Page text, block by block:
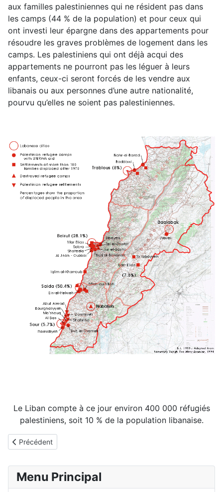
Menu Principal
aux familles palestiniennes qui ne résident pas dans
les camps (44 % de la population) et pour ceux qui
ont investi leur épargne dans des appartements pour
résoudre les graves problèmes de logement dans les
camps. Les palestiniens qui ont déjà acqui des
appartements ne pourront pas les léguer à leurs
enfants, ceux-ci seront forcés de les vendre aux
libanais ou aux personnes d’une autre nationalité,
pourvu qu’elles ne soient pas palestiniennes.
Le Liban compte à ce jour environ 400 000 réfugiés
palestiniens, soit 10 % de la population libanaise.
Article précédent : Vue du camps d'Aïn-el-helwé
Précédent